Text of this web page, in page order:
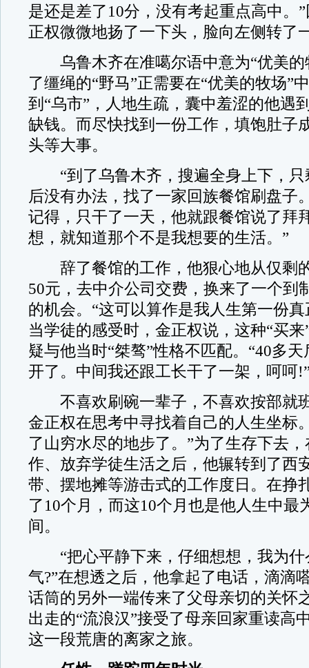
是还是差了10分，没有考起重点高中。
正权微微地扬了一下头，脸向左侧转了
乌鲁木齐在准噶尔语中意为“优美的
了缰绳的“野马”正需要在“优美的牧场”
到“乌市”，人地生疏，囊中羞涩的他
缺钱。而尽快找到一份工作，填饱肚子
头等大事。
“到了乌鲁木齐，搜遍全身上下，只
后没有办法，找了一家回族餐馆刷盘子
记得，只干了一天，他就跟餐馆说了拜
想，就知道那个不是我想要的生活。”
辞了餐馆的工作，他狠心地从仅剩
50元，去中介公司交费，换来了一个到
的机会。“这可以算作是我人生第一份
当学徒的感受时，金正权说，这种“买
疑与他当时“桀骜”性格不匹配。“40多
开了。中间我还跟工长干了一架，呵呵
不喜欢刷碗一辈子，不喜欢按部就
金正权在思考中寻找着自己的人生坐标
了山穷水尽的地步了。”为了生存下去
作、放弃学徒生活之后，他辗转到了西
带、摆地摊等游击式的工作度日。在挣
了10个月，而这10个月也是他人生中最
间。
“把心平静下来，仔细想想，我为什
气?”在想透之后，他拿起了电话，滴滴
话筒的另外一端传来了父母亲切的关怀
出走的“流浪汉”接受了母亲回家重读高
这一段荒唐的离家之旅。